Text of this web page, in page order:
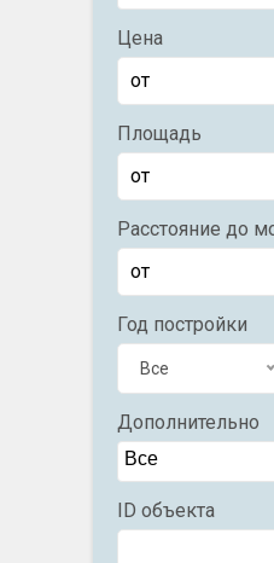
Цена
Площадь
Расстояние до
Год постройки
Все
Дополнительно
ID объекта